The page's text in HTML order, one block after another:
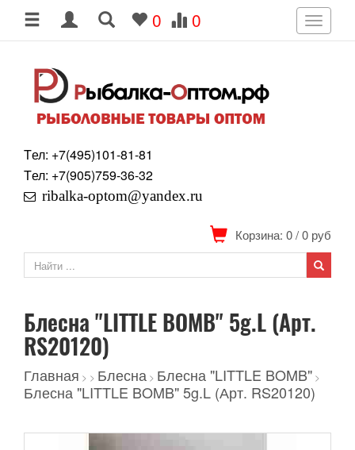
0 0
Toggle
Tел: +7(495)101-81-81
Tел: +7(905)759-36-32
ribalka-optom@yandex.ru
Корзина: 0/0 руб
Блесна "LITTLE BOMB" 5g.L (Арт.
RS20120)
Главная > > Блесна > Блесна "LITTLE BOMB" >
Блесна "LITTLE BOMB" 5g.L (Арт. RS20120)